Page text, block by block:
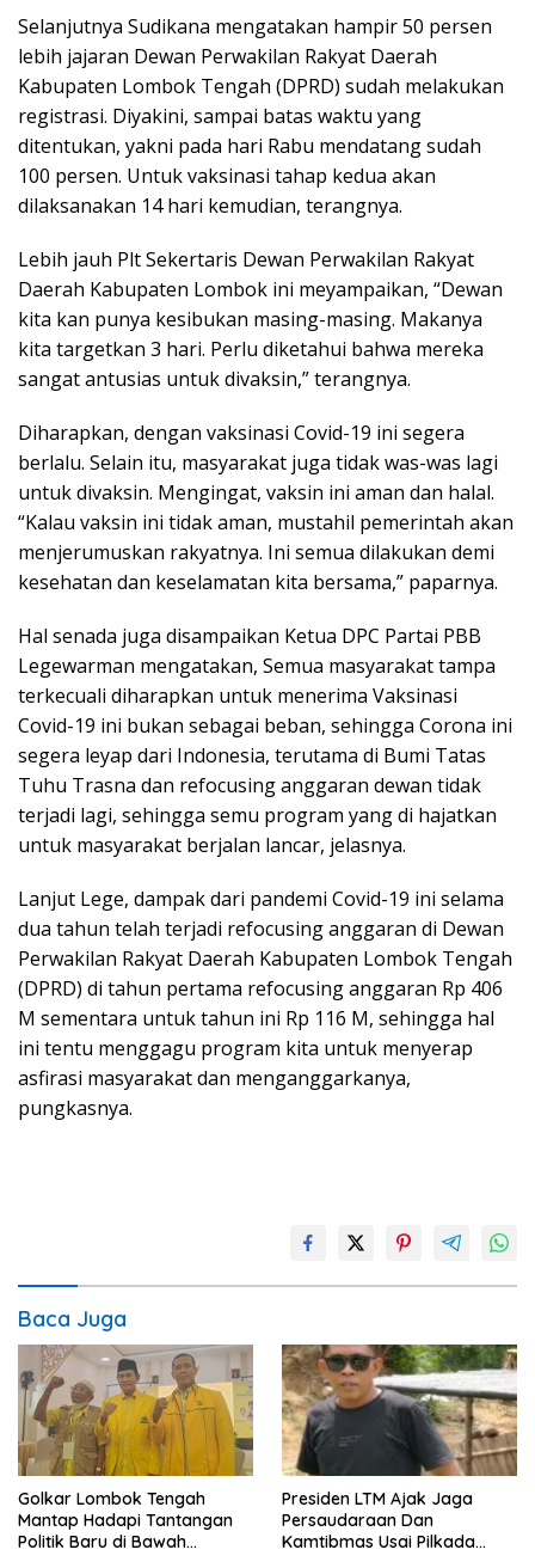
Selanjutnya Sudikana mengatakan hampir 50 persen
lebih jajaran Dewan Perwakilan Rakyat Daerah
Kabupaten Lombok Tengah (DPRD) sudah melakukan
registrasi. Diyakini, sampai batas waktu yang
ditentukan, yakni pada hari Rabu mendatang sudah
100 persen. Untuk vaksinasi tahap kedua akan
dilaksanakan 14 hari kemudian, terangnya.
Lebih jauh Plt Sekertaris Dewan Perwakilan Rakyat
Daerah Kabupaten Lombok ini meyampaikan, “Dewan
kita kan punya kesibukan masing-masing. Makanya
kita targetkan 3 hari. Perlu diketahui bahwa mereka
sangat antusias untuk divaksin,” terangnya.
Diharapkan, dengan vaksinasi Covid-19 ini segera
berlalu. Selain itu, masyarakat juga tidak was-was lagi
untuk divaksin. Mengingat, vaksin ini aman dan halal.
“Kalau vaksin ini tidak aman, mustahil pemerintah akan
menjerumuskan rakyatnya. Ini semua dilakukan demi
kesehatan dan keselamatan kita bersama,” paparnya.
Hal senada juga disampaikan Ketua DPC Partai PBB
Legewarman mengatakan, Semua masyarakat tampa
terkecuali diharapkan untuk menerima Vaksinasi
Covid-19 ini bukan sebagai beban, sehingga Corona ini
segera leyap dari Indonesia, terutama di Bumi Tatas
Tuhu Trasna dan refocusing anggaran dewan tidak
terjadi lagi, sehingga semu program yang di hajatkan
untuk masyarakat berjalan lancar, jelasnya.
Lanjut Lege, dampak dari pandemi Covid-19 ini selama
dua tahun telah terjadi refocusing anggaran di Dewan
Perwakilan Rakyat Daerah Kabupaten Lombok Tengah
(DPRD) di tahun pertama refocusing anggaran Rp 406
M sementara untuk tahun ini Rp 116 M, sehingga hal
ini tentu menggagu program kita untuk menyerap
asfirasi masyarakat dan menganggarkanya,
pungkasnya.
Baca Juga
Golkar Lombok Tengah
Mantap Hadapi Tantangan
Politik Baru di Bawah
Presiden LTM Ajak Jaga
Persaudaraan Dan
Kamtibmas Usai Pilkada